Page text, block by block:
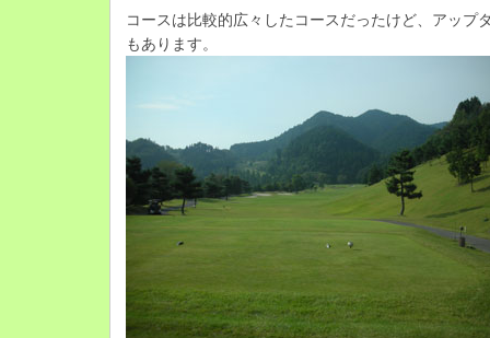
コースは比較的広々したコースだったけど、アップ
もあります。